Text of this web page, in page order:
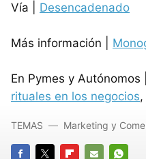
Vía | Desencadenado
Más información |
En Pymes y Autónomos |
rituales en los negocios,
TEMAS Marketing y